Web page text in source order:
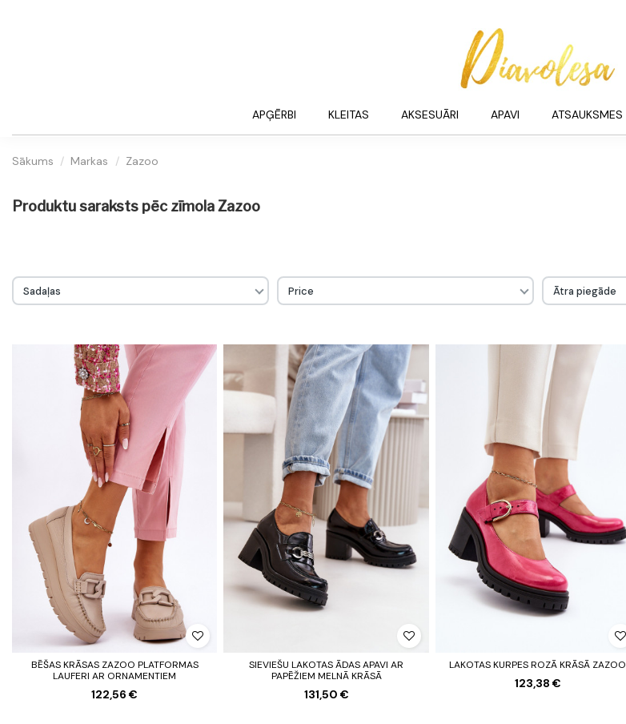
APĢĒRBI KLEITAS AKSESUĀRI APAVI ATSAUKSMES
Sākums Markas Zazoo
Produktu saraksts pēc zīmola Zazoo
Sadaļas Price Ātra piegāde
BĒŠAS KRĀSAS ZAZOO PLATFORMAS
LAUFERI AR ORNAMENTIEM
122,56 €
SIEVIEŠU LAKOTAS ĀDAS APAVI AR
PAPĒŽIEM MELNĀ KRĀSĀ
131,50 €
LAKOTAS KURPES ROZĀ KRĀSĀ ZAZOO
123,38 €